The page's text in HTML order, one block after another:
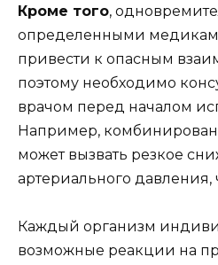
Кроме того,
определенными
привести к опасным
поэтому необходимо
врачом перед началом
Например,
может вызвать резкое
артериального давления,
Каждый организм
возможные реакции на